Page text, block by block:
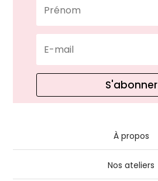
À propos
Nos ateliers
S'abonner